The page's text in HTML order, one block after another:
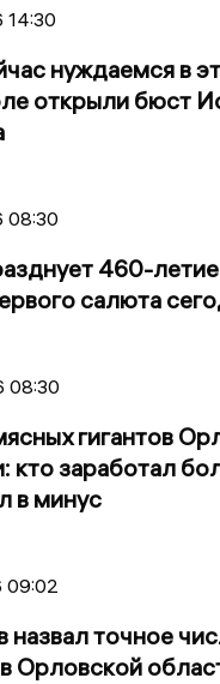
нуждаемся в
открыли бюст
460-
салюта
08:30
гигантов
кто заработал
в минус
назвал точное
Орловской